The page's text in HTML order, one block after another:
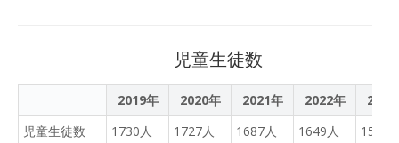
謝申し上げます。おかげさ
までスムーズに運営するこ
とができました。本当にあ
りがとうございました。
続します。来年度はアプリ
の改良を行い、夏ごろにア
プリを使ったイベントを計
画・実行したいという野望
を持っています。今年度メ
児童生徒数
2019年 2020年 2021年 2022年
2023
児童生徒数
1730人 1727人 1687人 1649人 1580